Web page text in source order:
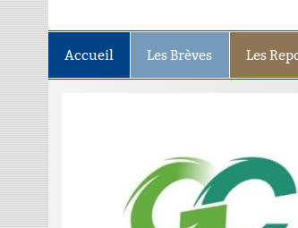
Accueil Les Brèves Les